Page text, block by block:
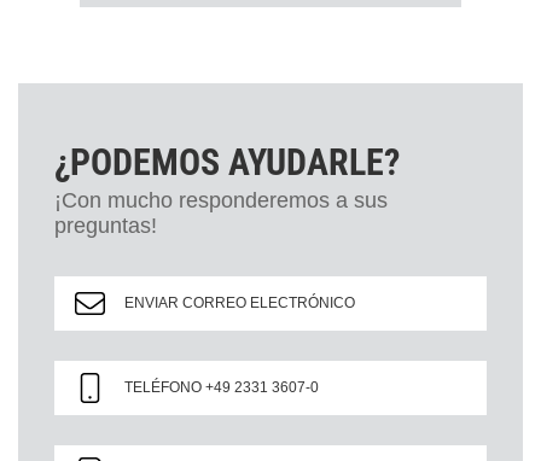
¿PODEMOS AYUDARLE?
¡Con mucho responderemos a sus
preguntas!
ENVIAR CORREO ELECTRÓNICO
TELÉFONO +49 2331 3607-0